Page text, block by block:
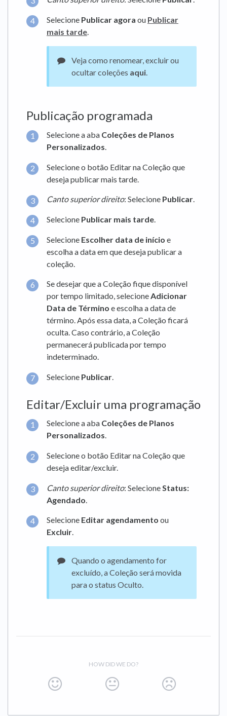
Selecione Publicar agora ou Publicar
mais tarde
Veja como renomear, excluir ou
ocultar coleções aqui
Publicação programada
Selecione a aba Coleções de Planos
Personalizados.
Selecione o botão Editar na Coleção que
deseja publicar mais tarde.
Canto superior direito: Selecione Publicar.
Selecione Publicar mais tarde.
Selecione Escolher data de início e
escolha a data em que deseja publicar a
coleção.
Se desejar que a Coleção fique disponível
por tempo limitado, selecioneAdicionar
Data de Término e escolha a data de
término. Após essa data, a Coleção ficará
oculta. Caso contrário, a Coleção
permanecerá publicada por tempo
indeterminado.
Selecione Publicar
Editar/Excluir uma programação
Selecione a aba Coleções de Planos
Personalizados.
Selecione o botão Editar na Coleção que
deseja editar/excluir.
Canto superior direito: Selecione Status:
Agendado
Selecione Editar agendamento ou
Excluir.
Quando o agendamento for
excluído, a Coleção será movida
para o status Oculto.
HOW DID WE DO?